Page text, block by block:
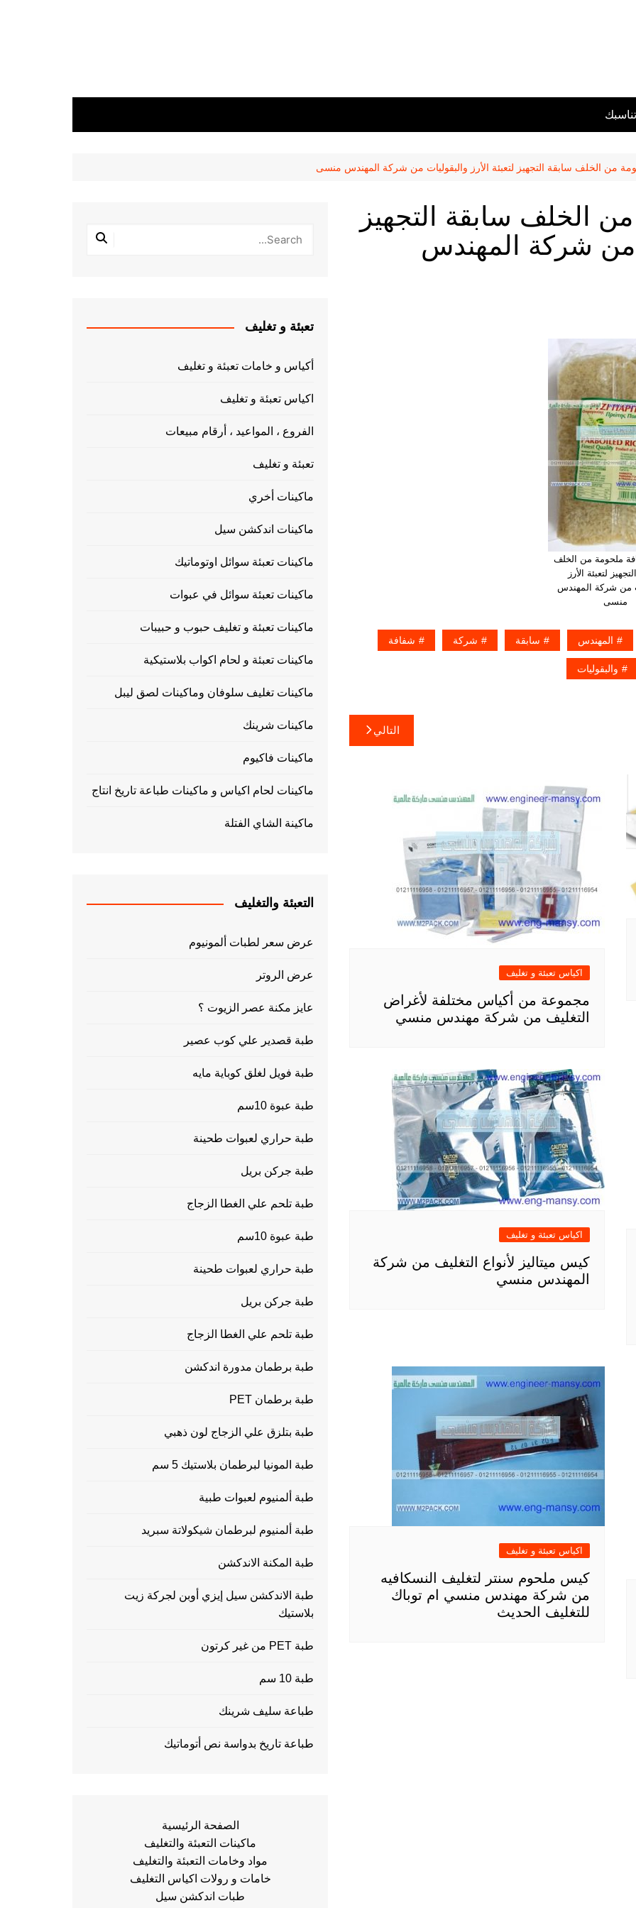
من الخلف سابقة التجهيز لتعبئة الأرز والبقوليات من شركة المهندس منسى
الخلف سابقة التجهيز
من شركة المهندس
ملحومة من الخلف
لتعبئة الأرز
من شركة المهندس
منسى
المهندس سابقة شركة شفافة
والبقوليات
التالي
اكياس تعبئة و تغليف
مجموعة من أكياس مختلفة لأغراض
التغليف من شركة مهندس منسي
اكياس تعبئة و تغليف
كيس ميتاليز لأنواع التغليف من شركة
المهندس منسي
اكياس تعبئة و تغليف
كيس ملحوم سنتر لتغليف النسكافيه
من شركة مهندس منسي ام توباك
للتغليف الحديث
تعبئة و تغليف
أكياس و خامات تعبئة و تغليف
اكياس تعبئة و تغليف
الفروع ، المواعيد ، أرقام مبيعات
تعبئة و تغليف
ماكينات أخري
ماكينات اندكشن سيل
ماكينات تعبئة سوائل اوتوماتيك
ماكينات تعبئة سوائل في عبوات
ماكينات تعبئة و تغليف حبوب و حبيبات
ماكينات تعبئة و لحام اكواب بلاستيكية
ماكينات تغليف سلوفان وماكينات لصق ليبل
ماكينات شرينك
ماكينات فاكيوم
ماكينات لحام اكياس و ماكينات طباعة تاريخ انتاج
ماكينة الشاي الفتلة
التعبئة والتغليف
عرض سعر لطبات ألمونيوم
عرض الروتر
عايز مكنة عصر الزيوت ؟
طبة قصدير علي كوب عصير
طبة فويل لغلق كوباية مايه
طبة عبوة 10سم
طبة حراري لعبوات طحينة
طبة جركن بريل
طبة تلحم علي الغطا الزجاج
طبة عبوة 10سم
طبة حراري لعبوات طحينة
طبة جركن بريل
طبة تلحم علي الغطا الزجاج
طبة برطمان مدورة اندكشن
طبة برطمان PET
طبة بتلزق علي الزجاج لون ذهبي
طبة المونيا لبرطمان بلاستيك 5 سم
طبة ألمنيوم لعبوات طبية
طبة ألمنيوم لبرطمان شيكولاتة سبريد
طبة المكنة الاندكشن
طبة الاندكشن سيل إيزي أوبن لجركة زيت
بلاستيك
طبة PET من غير كرتون
طبة 10 سم
طباعة سليف شرينك
طباعة تاريخ بدواسة نص أتوماتيك
الصفحة الرئيسية
ماكينات التعبئة والتغليف
مواد وخامات التعبئة والتغليف
خامات و رولات اكياس التغليف
طبات اندكشن سيل